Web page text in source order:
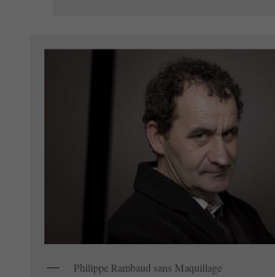
Philippe Rambaud sans Maquillage